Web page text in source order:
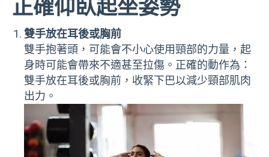
正確仰臥起坐姿勢
雙手放在耳後或胸前
雙手抱著頭，可能會不小心使用頸部的力量，起
身時可能會帶來不適甚至拉傷。正確的動作為：
雙手放在耳後或胸前，收緊下巴以減少頸部肌肉
出力。